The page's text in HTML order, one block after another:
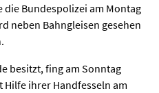
Bundespolizei am Montag
neben Bahngleisen gesehen
besitzt, fing am Sonntag
ihrer Handfesseln am